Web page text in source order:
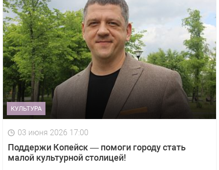
КУЛЬТУРА
03 июня 2026 17:00
Поддержи Копейск — помоги городу стать
малой культурной столицей!